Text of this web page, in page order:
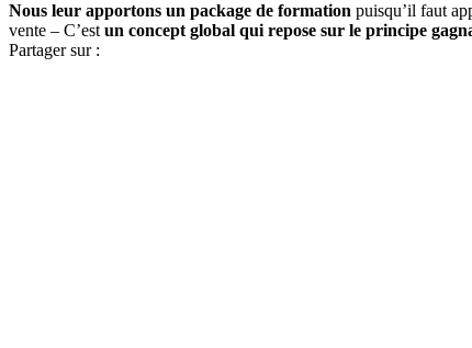
Nous leur apportons un package de formation puisqu’il faut
vente – C’est un concept global qui repose sur le principe
Partager sur :